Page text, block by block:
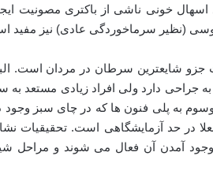
خونی ناشی از باکتری مصونیت
(نظیر سرماخوردگی عادی) نیز مفید
شایعترین سرطان در مردان است.
جراحی دارد ولی افراد زیادی مستعد به
به پلی فنون ها که در چای سبز وجود
در حد آزمایشگاهی است. تحقیقیات
آمدن آن فعال می شوند و مراحل